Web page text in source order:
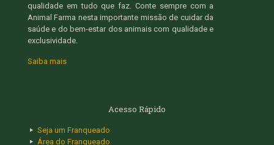
qualidade em tudo que faz. Conte sempre com a
Animal Farma nesta importante missão de cuidar da
saúde e do bem-estar dos animais com qualidade e
exclusividade.
Saiba mais
Acesso Rápido
Seja um Franqueado
Área do Franqueado